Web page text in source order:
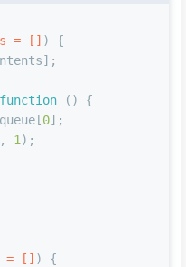
= [] ) {
function ( ) {
_queue [0];
, 1 );
= [] ) {